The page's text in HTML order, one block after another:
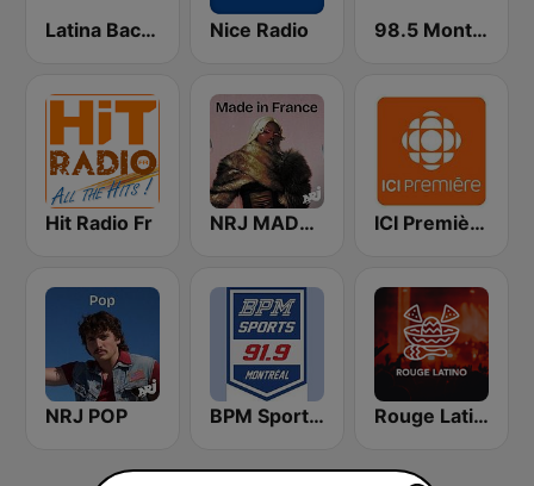
Latina Bachata Nice Radio 98.5 Montréal
Hit Radio Fr NRJ MADE IN FRANCE ICI Première Québec
NRJ POP BPM Sports 91.9 FM Rouge Latino